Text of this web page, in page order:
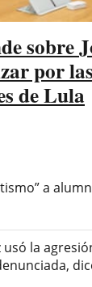
sobre
por las
de Lula
a
usó la